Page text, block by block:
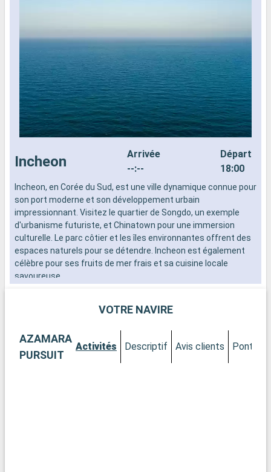
Incheon
Arrivée
--:--
Départ
18:00
Incheon, en Corée du Sud, est une ville dynamique connue pour
son port moderne et son développement urbain
impressionnant. Visitez le quartier de Songdo, un exemple
d'urbanisme futuriste, et Chinatown pour une immersion
culturelle. Le parc côtier et les îles environnantes offrent des
espaces naturels pour se détendre. Incheon est également
célèbre pour ses fruits de mer frais et sa cuisine locale
savoureuse,
VOTRE NAVIRE
AZAMARA
PURSUIT
Activités Descriptif Avis clients Ponts